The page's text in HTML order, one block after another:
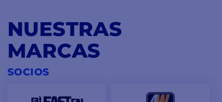
NUESTRAS
MARCAS
SOCIOS